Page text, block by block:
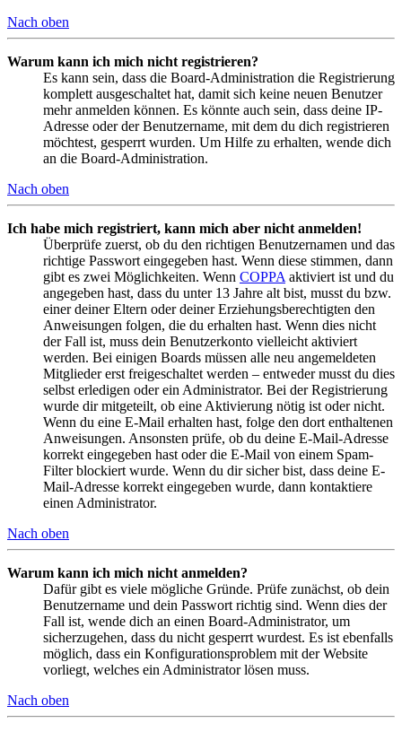
Nach oben
Warum kann ich mich nicht registrieren?
Es kann sein, dass die Board-Administration die Registrierung
komplett ausgeschaltet hat, damit sich keine neuen Benutzer
mehr anmelden können. Es könnte auch sein, dass deine IP-
Adresse oder der Benutzername, mit dem du dich registrieren
möchtest, gesperrt wurden. Um Hilfe zu erhalten, wende dich
an die Board-Administration.
Nach oben
Ich habe mich registriert, kann mich aber nicht anmelden!
Überprüfe zuerst, ob du den richtigen Benutzernamen und das
richtige Passwort eingegeben hast. Wenn diese stimmen, dann
gibt es zwei Möglichkeiten. Wenn COPPA aktiviert ist und du
angegeben hast, dass du unter 13 Jahre alt bist, musst du bzw.
einer deiner Eltern oder deiner Erziehungsberechtigten den
Anweisungen folgen, die du erhalten hast. Wenn dies nicht
der Fall ist, muss dein Benutzerkonto vielleicht aktiviert
werden. Bei einigen Boards müssen alle neu angemeldeten
Mitglieder erst freigeschaltet werden – entweder musst du dies
selbst erledigen oder ein Administrator. Bei der Registrierung
wurde dir mitgeteilt, ob eine Aktivierung nötig ist oder nicht.
Wenn du eine E-Mail erhalten hast, folge den dort enthaltenen
Anweisungen. Ansonsten prüfe, ob du deine E-Mail-Adresse
korrekt eingegeben hast oder die E-Mail von einem Spam-
Filter blockiert wurde. Wenn du dir sicher bist, dass deine E-
Mail-Adresse korrekt eingegeben wurde, dann kontaktiere
einen Administrator.
Nach oben
Warum kann ich mich nicht anmelden?
Dafür gibt es viele mögliche Gründe. Prüfe zunächst, ob dein
Benutzername und dein Passwort richtig sind. Wenn dies der
Fall ist, wende dich an einen Board-Administrator, um
sicherzugehen, dass du nicht gesperrt wurdest. Es ist ebenfalls
möglich, dass ein Konfigurationsproblem mit der Website
vorliegt, welches ein Administrator lösen muss.
Nach oben